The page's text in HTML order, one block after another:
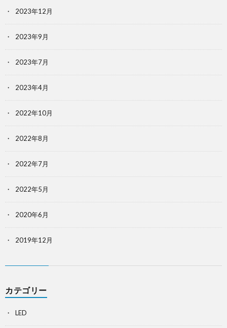
2023年12月
2023年9月
2023年7月
2023年4月
2022年10月
2022年8月
2022年7月
2022年5月
2020年6月
2019年12月
カテゴリー
LED